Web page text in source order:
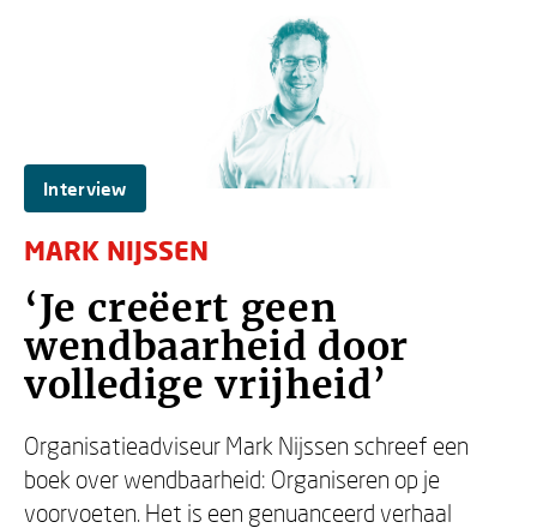
Interview
MARK NIJSSEN
‘Je creëert geen
wendbaarheid door
volledige vrijheid’
Organisatieadviseur Mark Nijssen schreef een
boek over wendbaarheid: Organiseren op je
voorvoeten. Het is een genuanceerd verhaal